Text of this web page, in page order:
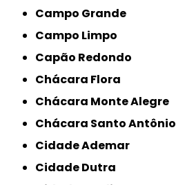
Campo Grande
Campo Limpo
Capão Redondo
Chácara Flora
Chácara Monte Alegre
Chácara Santo Antônio
Cidade Ademar
Cidade Dutra